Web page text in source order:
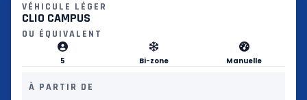
VÉHICULE LÉGER
CLIO CAMPUS
OU ÉQUIVALENT
5 Bi-zone Manuelle
À PARTIR DE